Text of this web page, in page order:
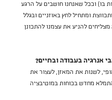
בו) וככל שאנחנו חושבים על הרגע
ומתחיל לחץ באוזניים ובגלל
להניע את עצמנו להתכונן
אנרגיה בעבודה ובחיים?
לשנות את המאזן, לעצור את
מחדש בכוחות במוטיבציה